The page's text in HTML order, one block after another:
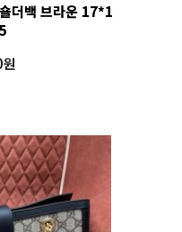
더백 브라운 17*1